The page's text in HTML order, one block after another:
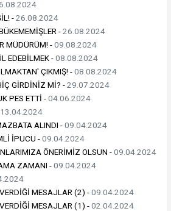
-26.08.2024
-26.08.2024
MÜDÜRÜM! -09.08.2024
EDEBİLMEK -08.08.2024
ÇIKMIŞ! -08.08.2024
GİRDİNİZ Mİ? -29.07.2024
PES ETTİ -04.06.2024
13.04.2024
ALINDI -09.04.2024
İPUCU -09.04.2024
ÖNERİMİZ OLSUN -09.04.2024
ZAMANI -09.04.2024
MESAJLAR (2) -09.04.2024
MESAJLAR (1) -02.04.2024